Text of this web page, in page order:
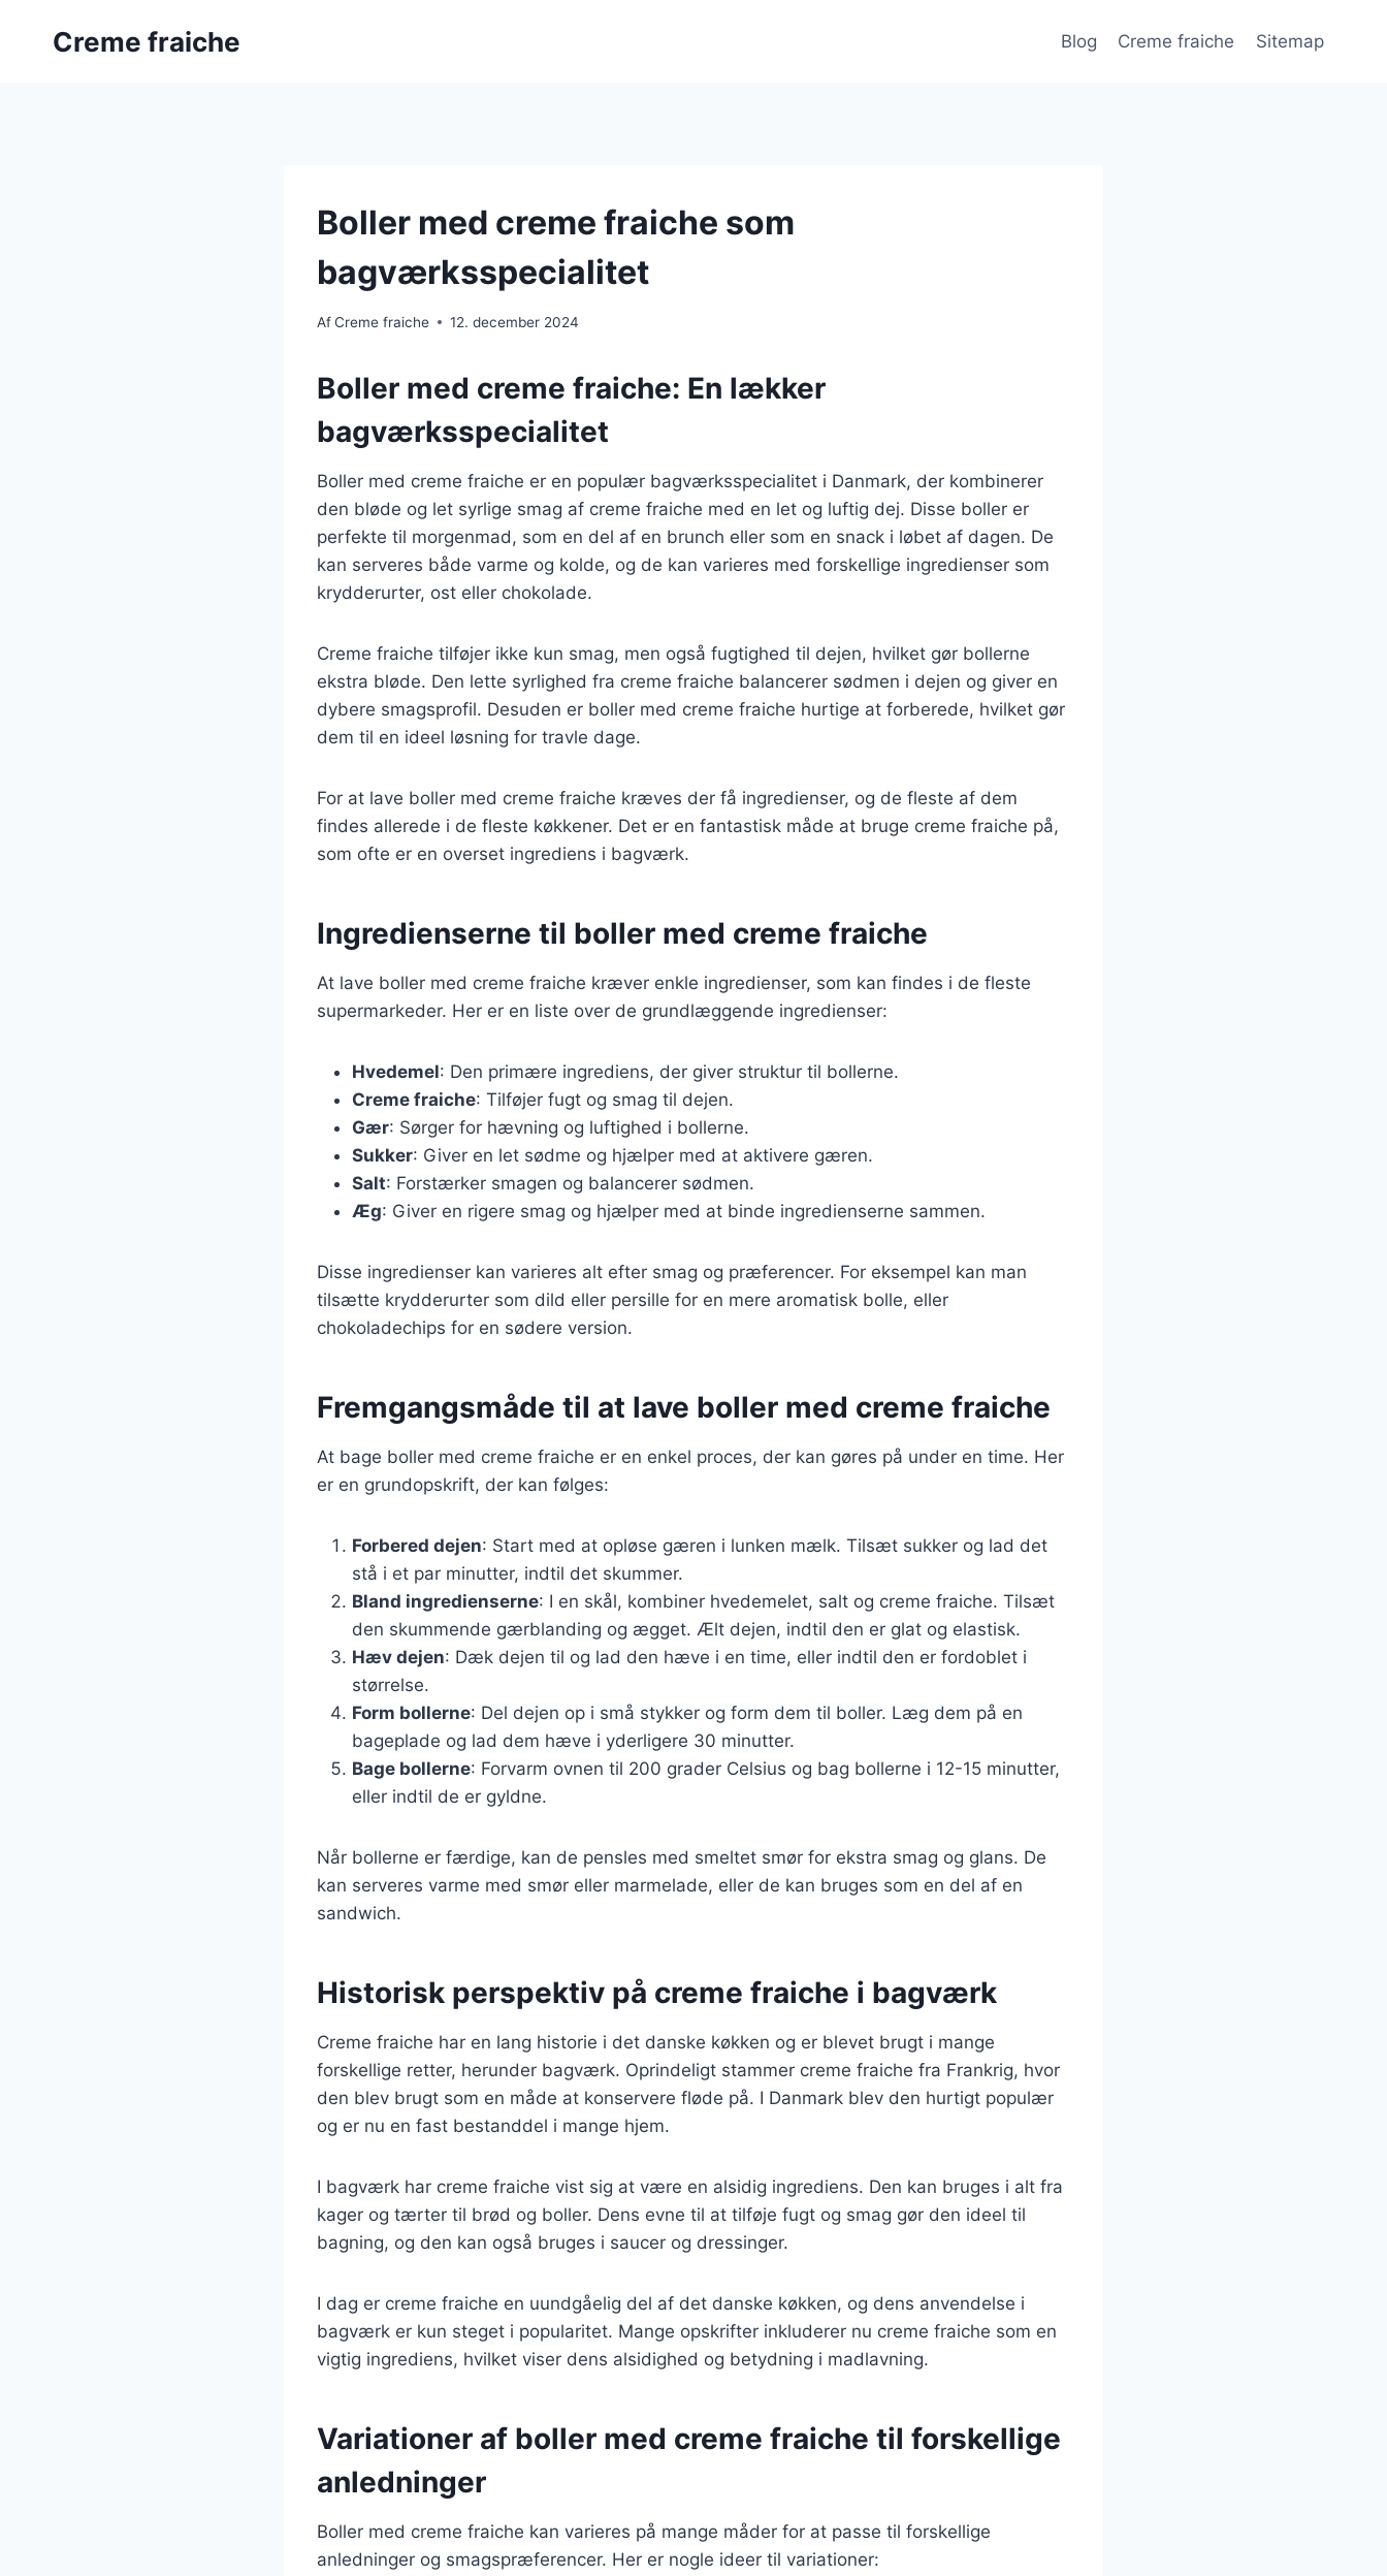
Creme fraiche Blog Creme fraiche Sitemap
Boller med creme fraiche som
bagværksspecialitet
AfCreme fraiche 12. december 2024
Boller med creme fraiche: En lækker
bagværksspecialitet
Boller med creme fraiche er en populær bagværksspecialitet i Danmark, der kombinerer
den bløde og let syrlige smag af creme fraiche med en let og luftig dej. Disse boller er
perfekte til morgenmad, som en del af en brunch eller som en snack i løbet af dagen. De
kan serveres både varme og kolde, og de kan varieres med forskellige ingredienser som
krydderurter, ost eller chokolade.
Creme fraiche tilføjer ikke kun smag, men også fugtighed til dejen, hvilket gør bollerne
ekstra bløde. Den lette syrlighed fra creme fraiche balancerer sødmen i dejen og giver en
dybere smagsprofil. Desuden er boller med creme fraiche hurtige at forberede, hvilket gør
dem til en ideel løsning for travle dage.
For at lave boller med creme fraiche kræves der få ingredienser, og de fleste af dem
findes allerede i de fleste køkkener. Det er en fantastisk måde at bruge creme fraiche på,
som ofte er en overset ingrediens i bagværk.
Ingredienserne til boller med creme fraiche
At lave boller med creme fraiche kræver enkle ingredienser, som kan findes i de fleste
supermarkeder. Her er en liste over de grundlæggende ingredienser:
Hvedemel: Den primære ingrediens, der giver struktur til bollerne.
Creme fraiche: Tilføjer fugt og smag til dejen.
Gær: Sørger for hævning og luftighed i bollerne.
Sukker: Giver en let sødme og hjælper med at aktivere gæren.
Salt: Forstærker smagen og balancerer sødmen.
Æg: Giver en rigere smag og hjælper med at binde ingredienserne sammen.
Disse ingredienser kan varieres alt efter smag og præferencer. For eksempel kan man
tilsætte krydderurter som dild eller persille for en mere aromatisk bolle, eller
chokoladechips for en sødere version.
Fremgangsmåde til at lave boller med creme fraiche
At bage boller med creme fraiche er en enkel proces, der kan gøres på under en time. Her
er en grundopskrift, der kan følges:
Forbered dejen: Start med at opløse gæren i lunken mælk. Tilsæt sukker og lad det
stå i et par minutter, indtil det skummer.
Bland ingredienserne: I en skål, kombiner hvedemelet, salt og creme fraiche. Tilsæt
den skummende gærblanding og ægget. Ælt dejen, indtil den er glat og elastisk.
Hæv dejen: Dæk dejen til og lad den hæve i en time, eller indtil den er fordoblet i
størrelse.
Form bollerne: Del dejen op i små stykker og form dem til boller. Læg dem på en
bageplade og lad dem hæve i yderligere 30 minutter.
Bage bollerne: Forvarm ovnen til 200 grader Celsius og bag bollerne i 12-15 minutter,
eller indtil de er gyldne.
Når bollerne er færdige, kan de pensles med smeltet smør for ekstra smag og glans. De
kan serveres varme med smør eller marmelade, eller de kan bruges som en del af en
sandwich.
Historisk perspektiv på creme fraiche i bagværk
Creme fraiche har en lang historie i det danske køkken og er blevet brugt i mange
forskellige retter, herunder bagværk. Oprindeligt stammer creme fraiche fra Frankrig, hvor
den blev brugt som en måde at konservere fløde på. I Danmark blev den hurtigt populær
og er nu en fast bestanddel i mange hjem.
I bagværk har creme fraiche vist sig at være en alsidig ingrediens. Den kan bruges i alt fra
kager og tærter til brød og boller. Dens evne til at tilføje fugt og smag gør den ideel til
bagning, og den kan også bruges i saucer og dressinger.
I dag er creme fraiche en uundgåelig del af det danske køkken, og dens anvendelse i
bagværk er kun steget i popularitet. Mange opskrifter inkluderer nu creme fraiche som en
vigtig ingrediens, hvilket viser dens alsidighed og betydning i madlavning.
Variationer af boller med creme fraiche til forskellige
anledninger
Boller med creme fraiche kan varieres på mange måder for at passe til forskellige
anledninger og smagspræferencer. Her er nogle ideer til variationer: